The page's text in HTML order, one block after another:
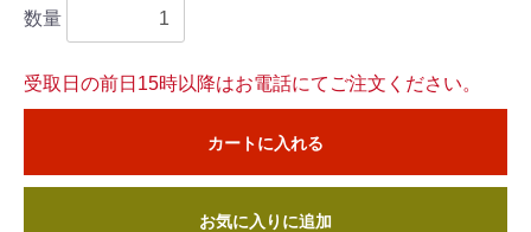
数量
受取日の前日15時以降はお電話にてご注文ください。
カートに入れる
お気に入りに追加